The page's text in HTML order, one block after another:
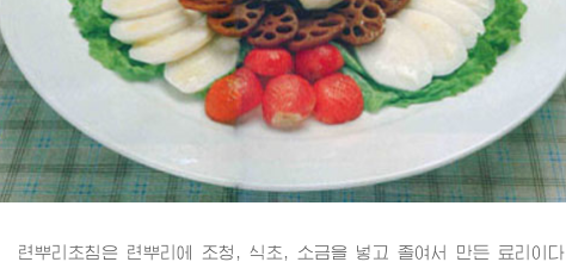
련뿌리초침은 련뿌리에 조청, 식초, 소금을 넣고 졸여서 만든 료리이다.